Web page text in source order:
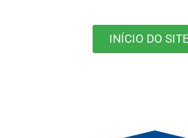
INÍCIO DO SITE